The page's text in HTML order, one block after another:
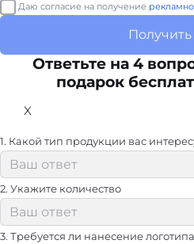
Даю согласие на получение
Ответьте на 4
подарок
X
1. Какой тип продукции вас
2. Укажите количество
3. Требуется ли нанесение